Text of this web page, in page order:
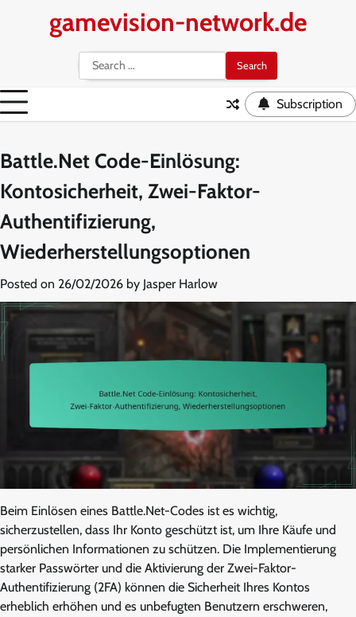
gamevision-network.de
Search
for:
Subscription
Battle.Net Code-Einlösung:
Kontosicherheit, Zwei-Faktor-
Authentifizierung,
Wiederherstellungsoptionen
Posted on 26/02/2026 by Jasper Harlow
Beim Einlösen eines Battle.Net-Codes ist es wichtig,
sicherzustellen, dass Ihr Konto geschützt ist, um Ihre Käufe und
persönlichen Informationen zu schützen. Die Implementierung
starker Passwörter und die Aktivierung der Zwei-Faktor-
Authentifizierung (2FA) können die Sicherheit Ihres Kontos
erheblich erhöhen und es unbefugten Benutzern erschweren,